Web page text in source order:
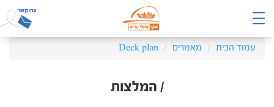
עמוד הבית מאמרים Deck plan
/ המלצות